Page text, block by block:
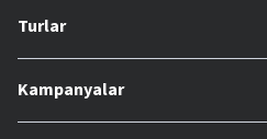
Turlar
Kampanyalar